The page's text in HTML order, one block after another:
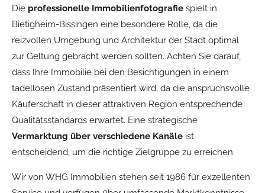
Die professionelle Immobilienfotografie spielt in
Bietigheim-Bissingen eine besondere Rolle, da die
reizvollen Umgebung und Architektur der Stadt optimal
zur Geltung gebracht werden sollten. Achten Sie darauf,
dass Ihre Immobilie bei den Besichtigungen in einem
tadellosen Zustand präsentiert wird, da die anspruchsvolle
Käuferschaft in dieser attraktiven Region entsprechende
Qualitätsstandards erwartet. Eine strategische
Vermarktung über verschiedene Kanäle ist
entscheidend, um die richtige Zielgruppe zu erreichen.
Wir von WHG Immobilien stehen seit 1986 für exzellenten